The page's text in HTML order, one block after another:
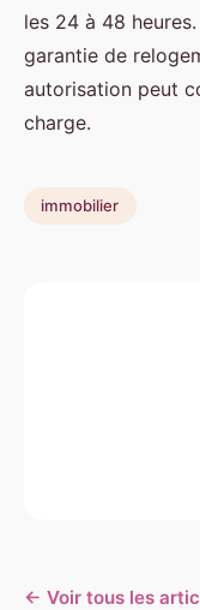
les 24 à 48
garantie de
autorisation peut
charge.
immobilier
← Voir tous les